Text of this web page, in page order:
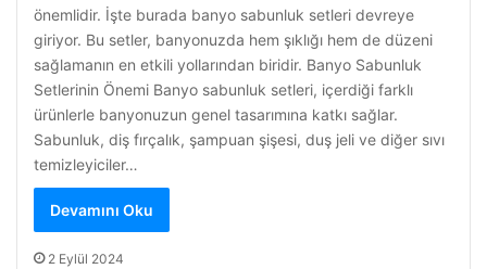
önemlidir. İşte burada banyo sabunluk setleri devreye
giriyor. Bu setler, banyonuzda hem şıklığı hem de düzeni
sağlamanın en etkili yollarından biridir. Banyo Sabunluk
Setlerinin Önemi Banyo sabunluk setleri, içerdiği farklı
ürünlerle banyonuzun genel tasarımına katkı sağlar.
Sabunluk, diş fırçalık, şampuan şişesi, duş jeli ve diğer sıvı
temizleyiciler…
Devamını Oku
2 Eylül 2024